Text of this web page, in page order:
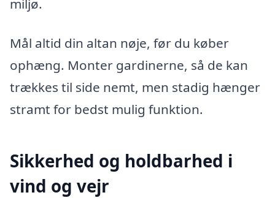
miljø.
Mål altid din altan nøje, før du køber
ophæng. Monter gardinerne, så de kan
trækkes til side nemt, men stadig hænger
stramt for bedst mulig funktion.
Sikkerhed og holdbarhed i
vind og vejr